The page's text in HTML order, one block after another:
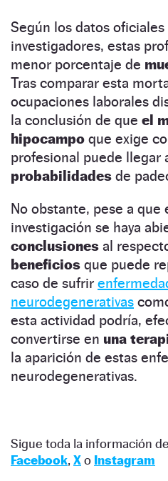
Según los datos
investigadores, estas
menor porcentaje de
Tras comparar esta
ocupaciones laborales
la conclusión de que el
hipocampo que exige
profesional puede llegar
probabilidades de
No obstante, pese a que
investigación se haya
conclusiones al
beneficios que puede
caso de sufrir
neurodegenerativas
esta actividad podría,
convertirse en una
la aparición de estas
neurodegenerativas.
Sigue toda la información
Facebook, Xo Instagram